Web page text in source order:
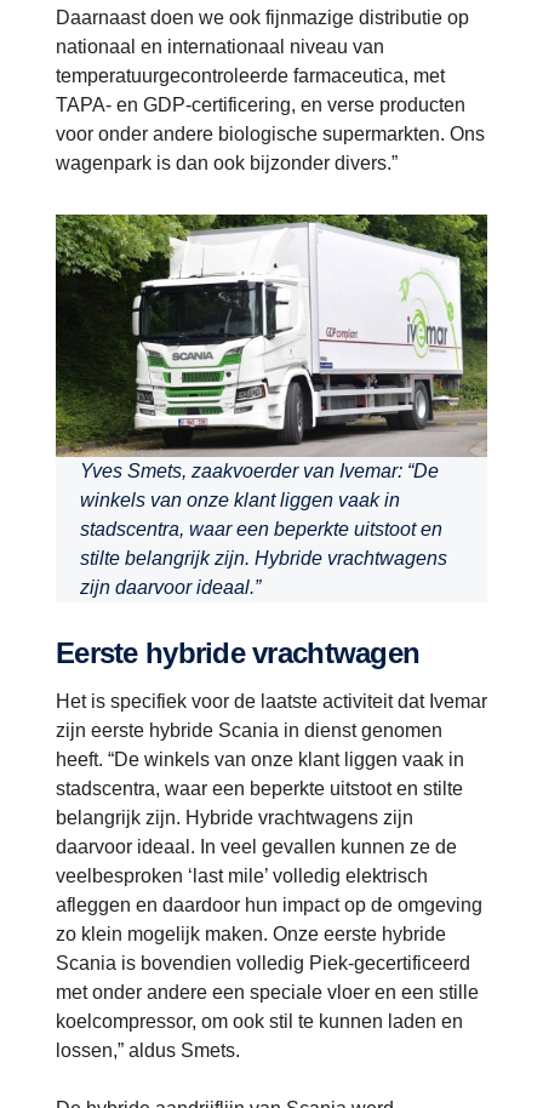
Daarnaast doen we ook fijnmazige distributie op
nationaal en internationaal niveau van
temperatuurgecontroleerde farmaceutica, met
TAPA- en GDP-certificering, en verse producten
voor onder andere biologische supermarkten. Ons
wagenpark is dan ook bijzonder divers.”
Yves Smets, zaakvoerder van Ivemar: “De
winkels van onze klant liggen vaak in
stadscentra, waar een beperkte uitstoot en
stilte belangrijk zijn. Hybride vrachtwagens
zijn daarvoor ideaal.”
Eerste hybride vrachtwagen
Het is specifiek voor de laatste activiteit dat Ivemar
zijn eerste hybride Scania in dienst genomen
heeft. “De winkels van onze klant liggen vaak in
stadscentra, waar een beperkte uitstoot en stilte
belangrijk zijn. Hybride vrachtwagens zijn
daarvoor ideaal. In veel gevallen kunnen ze de
veelbesproken ‘last mile’ volledig elektrisch
afleggen en daardoor hun impact op de omgeving
zo klein mogelijk maken. Onze eerste hybride
Scania is bovendien volledig Piek-gecertificeerd
met onder andere een speciale vloer en een stille
koelcompressor, om ook stil te kunnen laden en
lossen,” aldus Smets.